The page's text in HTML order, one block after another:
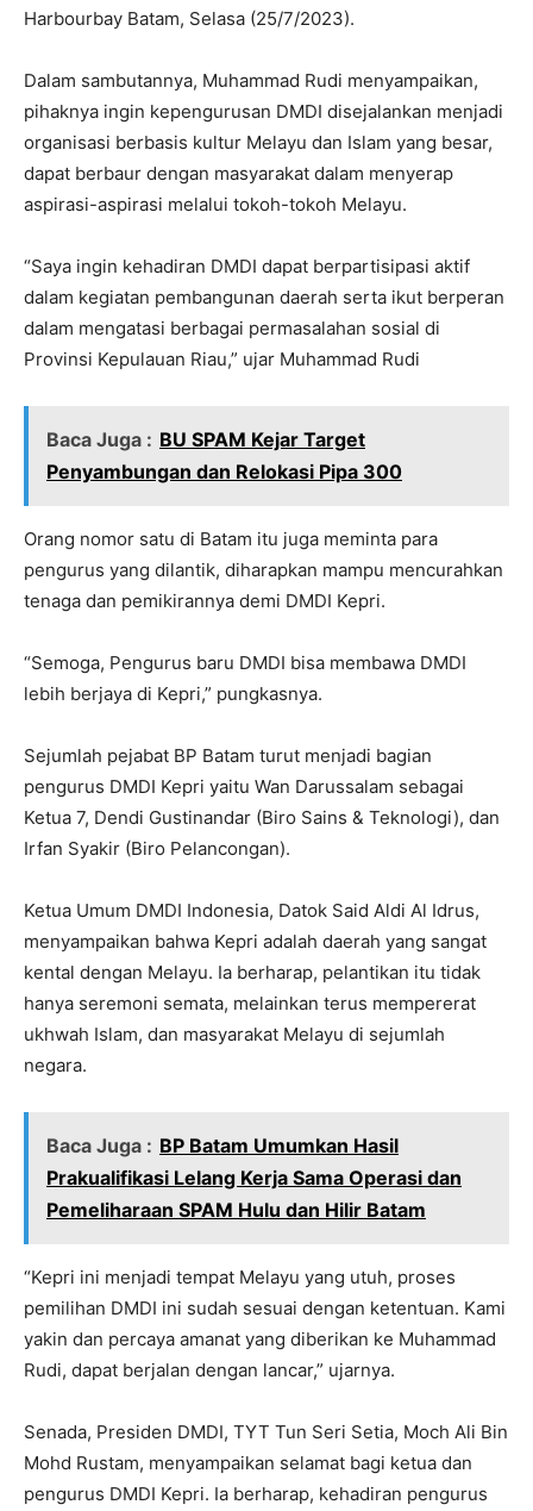
Harbourbay Batam, Selasa (25/7/2023).
Dalam sambutannya, Muhammad Rudi menyampaikan,
pihaknya ingin kepengurusan DMDI disejalankan menjadi
organisasi berbasis kultur Melayu dan Islam yang besar,
dapat berbaur dengan masyarakat dalam menyerap
aspirasi-aspirasi melalui tokoh-tokoh Melayu.
“Saya ingin kehadiran DMDI dapat berpartisipasi aktif
dalam kegiatan pembangunan daerah serta ikut berperan
dalam mengatasi berbagai permasalahan sosial di
Provinsi Kepulauan Riau,” ujar Muhammad Rudi
Baca Juga : BU SPAM Kejar Target
Penyambungan dan Relokasi Pipa 300
Orang nomor satu di Batam itu juga meminta para
pengurus yang dilantik, diharapkan mampu mencurahkan
tenaga dan pemikirannya demi DMDI Kepri.
“Semoga, Pengurus baru DMDI bisa membawa DMDI
lebih berjaya di Kepri,” pungkasnya.
Sejumlah pejabat BP Batam turut menjadi bagian
pengurus DMDI Kepri yaitu Wan Darussalam sebagai
Ketua 7, Dendi Gustinandar (Biro Sains & Teknologi), dan
Irfan Syakir (Biro Pelancongan).
Ketua Umum DMDI Indonesia, Datok Said Aldi Al Idrus,
menyampaikan bahwa Kepri adalah daerah yang sangat
kental dengan Melayu. Ia berharap, pelantikan itu tidak
hanya seremoni semata, melainkan terus mempererat
ukhwah Islam, dan masyarakat Melayu di sejumlah
negara.
Baca Juga : BP Batam Umumkan Hasil
Prakualifikasi Lelang Kerja Sama Operasi dan
Pemeliharaan SPAM Hulu dan Hilir Batam
“Kepri ini menjadi tempat Melayu yang utuh, proses
pemilihan DMDI ini sudah sesuai dengan ketentuan. Kami
yakin dan percaya amanat yang diberikan ke Muhammad
Rudi, dapat berjalan dengan lancar,” ujarnya.
Senada, Presiden DMDI, TYT Tun Seri Setia, Moch Ali Bin
Mohd Rustam, menyampaikan selamat bagi ketua dan
pengurus DMDI Kepri. Ia berharap, kehadiran pengurus